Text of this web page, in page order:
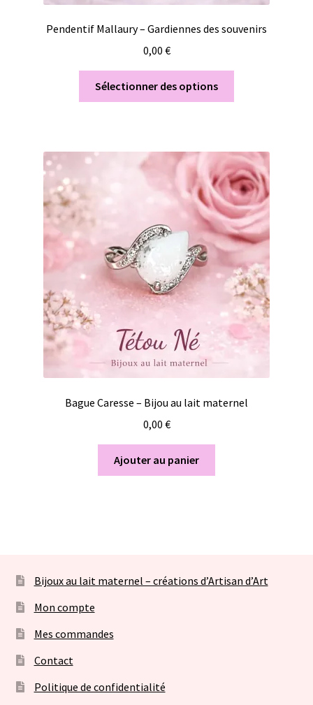
Pendentif Mallaury – Gardiennes des souvenirs
0,00 €
Sélectionner des options
Bague Caresse – Bijou au lait maternel
0,00 €
Ajouter au panier
Bijoux au lait maternel – créations d’Artisan d’Art
Mon compte
Mes commandes
Contact
Politique de confidentialité